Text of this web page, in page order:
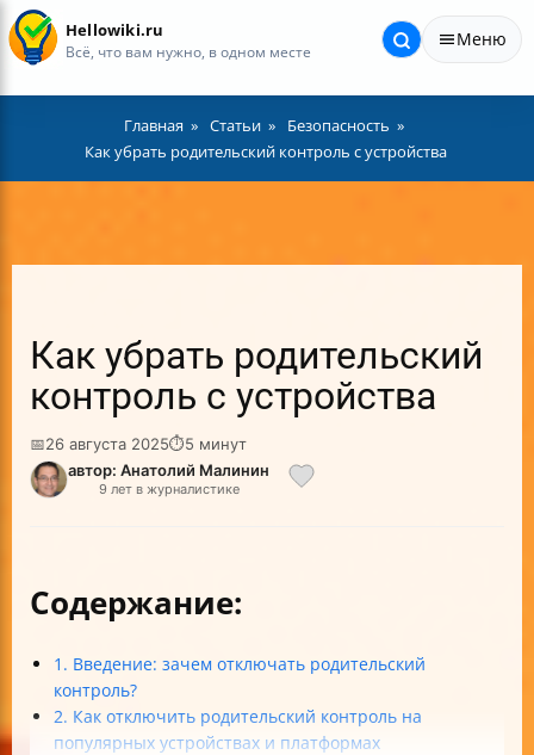
Hellowiki.ru
Всё, что вам нужно, в одном месте
Меню
Главная Статьи
Безопасность
Как убрать родительский контроль с устройства
Как убрать родительский
контроль с устройства
📅26 августа 2025⏱5 минут
автор: Анатолий Малинин
9 лет в журналистике
Содержание:
1. Введение: зачем отключать родительский
контроль?
2. Как отключить родительский контроль на
популярных устройствах и платформах